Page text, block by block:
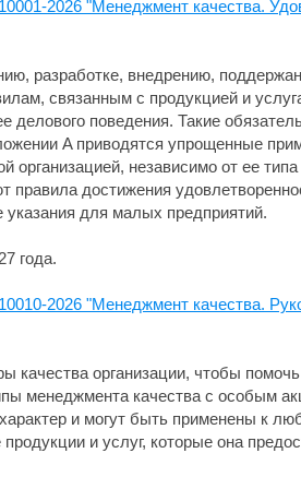
2026 "Менеджмент качества.
разработке, внедрению,
связанным с продукцией и
поведения. Такие
A приводятся упрощенные
независимо от ее
правила достижения
указания для малых предприятий.
года.
2026 "Менеджмент качества.
организации, чтобы
менеджмента качества с особым
и могут быть применены к
и услуг, которые она